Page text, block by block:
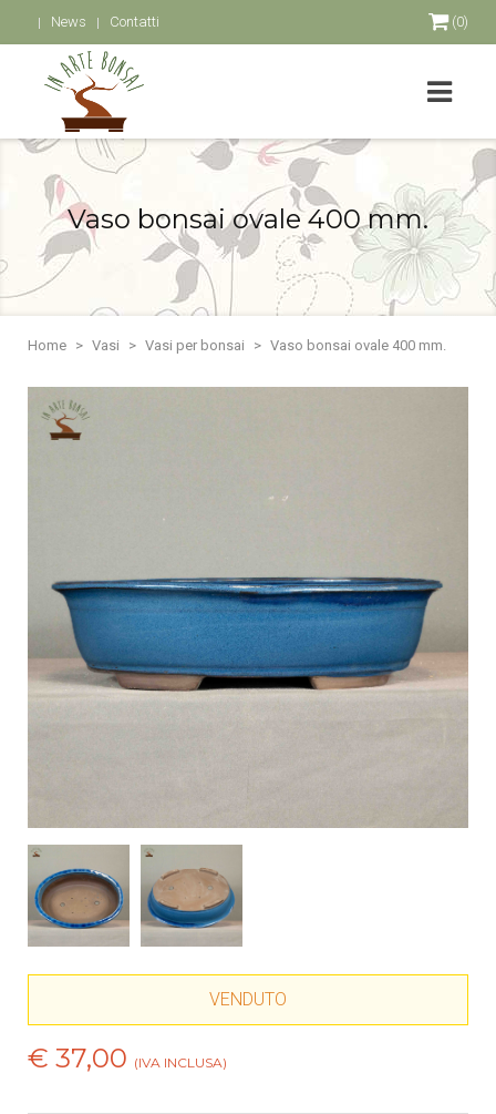
News Contatti (0)
Vaso bonsai ovale 400 mm.
Home Vasi Vasi per bonsai Vaso bonsai ovale 400 mm.
VENDUTO
€ 37,00 (IVA INCLUSA)